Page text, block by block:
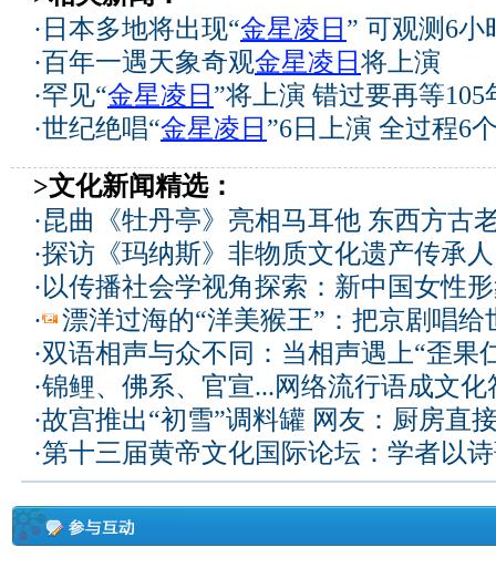
· 日本多地将出现“金星凌日 ” 可观测6小
·百年一遇天象奇观金星凌日 将上演
·罕见“金星凌日 ”将上演 错过要再等105
·世纪绝唱“金星凌日 ”6日上演 全过程6
>文化新闻精选：
·昆曲《牡丹亭》亮相马耳他 东西方古
·探访《玛纳斯》非物质文化遗产传承
·以传播社会学视角探索：新中国女性
·
漂洋过海的“洋美猴王”：把京剧唱给
·双语相声与众不同：当相声遇上“歪果
·锦鲤、佛系、官宣...网络流行语成文化
·故宫推出“初雪”调料罐 网友：厨房直
·第十三届黄帝文化国际论坛：学者以